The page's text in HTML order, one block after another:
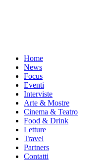
Home
News
Focus
Eventi
Interviste
Arte & Mostre
Cinema & Teatro
Food & Drink
Letture
Travel
Partners
Contatti